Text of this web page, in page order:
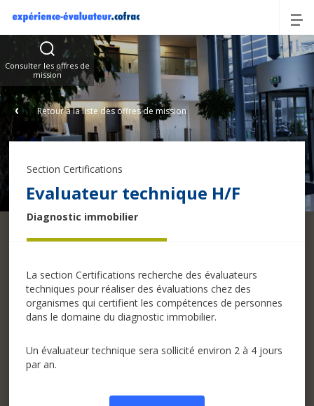
Retour à la liste des offres de mission
Section Certifications
Evaluateur technique H/F
Diagnostic immobilier
La section Certifications recherche des évaluateurs
techniques pour réaliser des évaluations chez des
organismes qui certifient les compétences de personnes
dans le domaine du diagnostic immobilier.
Un évaluateur technique sera sollicité environ 2 à 4 jours
par an.
Offres
Consulter les offres de
mission